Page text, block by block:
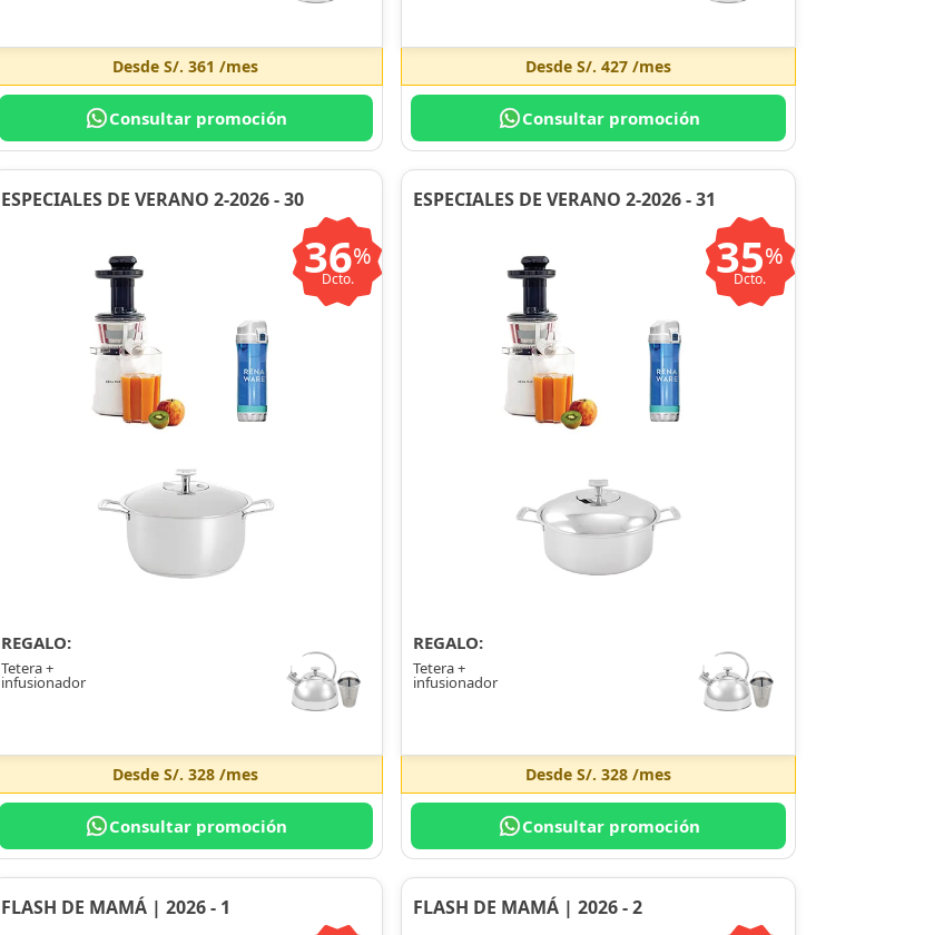
DesdeS/. 361 /mes
Consultar promoción
DesdeS/. 427 /mes
Consultar promoción
ESPECIALES DE VERANO 2-2026 - 30
36%
Dcto.
REGALO:
Tetera +
infusionador
DesdeS/. 328 /mes
Consultar promoción
ESPECIALES DE VERANO 2-2026 - 31
35%
Dcto.
REGALO:
Tetera +
infusionador
DesdeS/. 328 /mes
Consultar promoción
FLASH DE MAMÁ | 2026 - 1 FLASH DE MAMÁ | 2026 - 2